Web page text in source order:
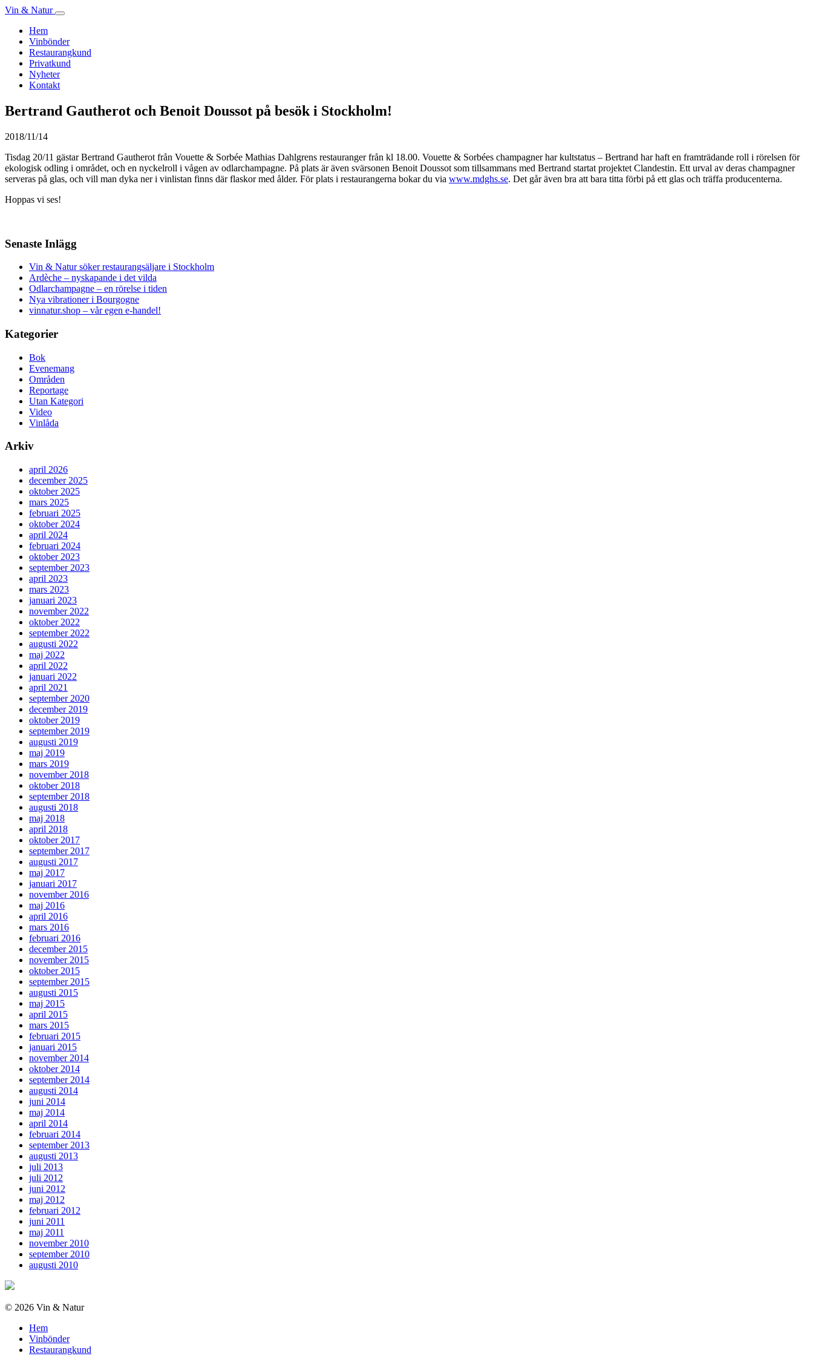
Vin & Natur
Hem
Vinbönder
Restaurangkund
Privatkund
Nyheter
Kontakt
Bertrand Gautherot och Benoit Doussot på besök i Stockholm!
2018/11/14
Tisdag 20/11 gästar Bertrand Gautherot från Vouette & Sorbée Mathias Dahlgrens restauranger från kl 18.00. Vouette & Sorbées champagner har kultstatus – Bertrand har haft en framträdande roll i rörelsen för
ekologisk odling i området, och en nyckelroll i vågen av odlarchampagne. På plats är även svärsonen Benoit Doussot som tillsammans med Bertrand startat projektet Clandestin. Ett urval av deras champagner
serveras på glas, och vill man dyka ner i vinlistan finns där flaskor med ålder. För plats i restaurangerna bokar du via www.mdghs.se. Det går även bra att bara titta förbi på ett glas och träffa producenterna.
Hoppas vi ses!
Senaste Inlägg
Vin & Natur söker restaurangsäljare i Stockholm
Ardèche – nyskapande i det vilda
Odlarchampagne – en rörelse i tiden
Nya vibrationer i Bourgogne
vinnatur.shop – vår egen e-handel!
Kategorier
Bok
Evenemang
Områden
Reportage
Utan Kategori
Video
Vinlåda
Arkiv
april 2026
december 2025
oktober 2025
mars 2025
februari 2025
oktober 2024
april 2024
februari 2024
oktober 2023
september 2023
april 2023
mars 2023
januari 2023
november 2022
oktober 2022
september 2022
augusti 2022
maj 2022
april 2022
januari 2022
april 2021
september 2020
december 2019
oktober 2019
september 2019
augusti 2019
maj 2019
mars 2019
november 2018
oktober 2018
september 2018
augusti 2018
maj 2018
april 2018
oktober 2017
september 2017
augusti 2017
maj 2017
januari 2017
november 2016
maj 2016
april 2016
mars 2016
februari 2016
december 2015
november 2015
oktober 2015
september 2015
augusti 2015
maj 2015
april 2015
mars 2015
februari 2015
januari 2015
november 2014
oktober 2014
september 2014
augusti 2014
juni 2014
maj 2014
april 2014
februari 2014
september 2013
augusti 2013
juli 2013
juli 2012
juni 2012
maj 2012
februari 2012
juni 2011
maj 2011
november 2010
september 2010
augusti 2010
© 2026 Vin & Natur
Hem
Vinbönder
Restaurangkund